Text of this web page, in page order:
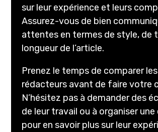
sur leur expérience et leurs
Assurez-vous de bien
attentes en termes de style, de
longueur de l’article.
Prenez le temps de comparer
rédacteurs avant de faire votre
N’hésitez pas à demander des
de leur travail ou à organiser
pour en savoir plus sur leur